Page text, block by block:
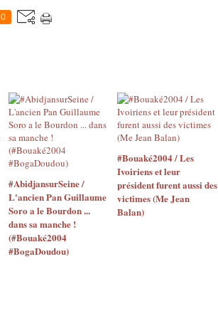
0
#AbidjansurSeine /
L'ancien Pan Guillaume
Soro a le Bourdon ...
dans sa manche !
(#Bouaké2004
#BogaDoudou)
#Bouaké2004 / Les
Ivoiriens et leur
président furent aussi des
victimes (Me Jean
Balan)